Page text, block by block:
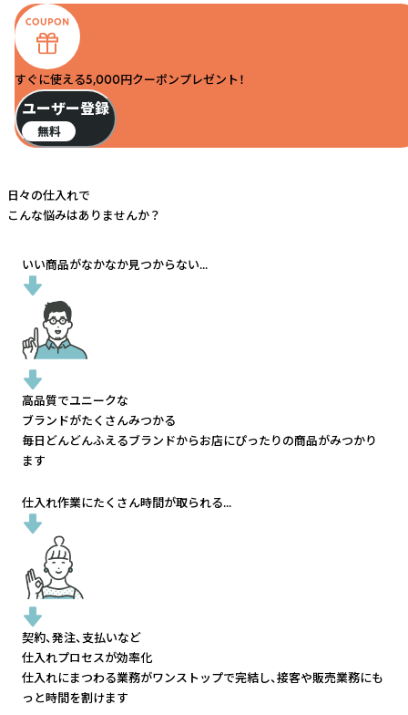
すぐに使える5,000円クーポンプレゼント！
ユーザー登録
無料
日々の仕入れで
こんな悩みはありませんか？
いい商品がなかなか見つからない...
高品質でユニークな
ブランドがたくさんみつかる
毎日どんどんふえるブランドからお店にぴったりの商品がみつかり
ます
仕入れ作業にたくさん時間が取られる...
契約、発注、支払いなど
仕入れプロセスが効率化
仕入れにまつわる業務がワンストップで完結し、接客や販売業務にも
っと時間を割けます